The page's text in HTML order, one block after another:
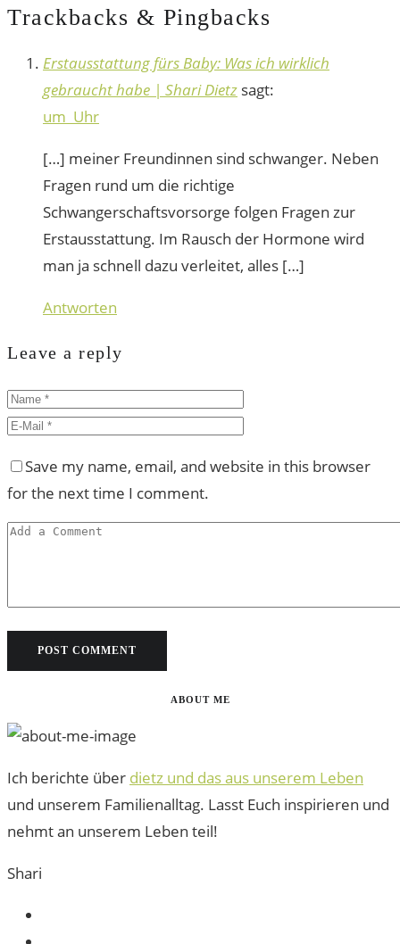
Trackbacks & Pingbacks
Erstausstattung fürs Baby: Was ich wirklich
gebraucht habe | Shari Dietz sagt:
um Uhr
[…] meiner Freundinnen sind schwanger. Neben
Fragen rund um die richtige
Schwangerschaftsvorsorge folgen Fragen zur
Erstausstattung. Im Rausch der Hormone wird
man ja schnell dazu verleitet, alles […]
Antworten
Leave a reply
Save my name, email, and website in this browser
for the next time I comment.
ABOUT ME
Ich berichte über dietz und das aus unserem Leben
und unserem Familienalltag. Lasst Euch inspirieren und
nehmt an unserem Leben teil!
Shari